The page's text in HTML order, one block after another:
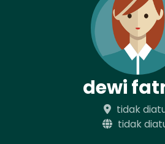
dewi
tidak
tidak